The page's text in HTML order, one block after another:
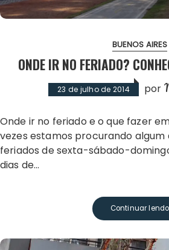
BUENOS AIRES
ONDE IR NO FERIADO?
23 de julho de 2014 por
Onde ir no feriado e o que fazer em tão poucos dias? Às
vezes estamos procurando
feriados de sexta-sábado-
dias de…
Continuar lendo